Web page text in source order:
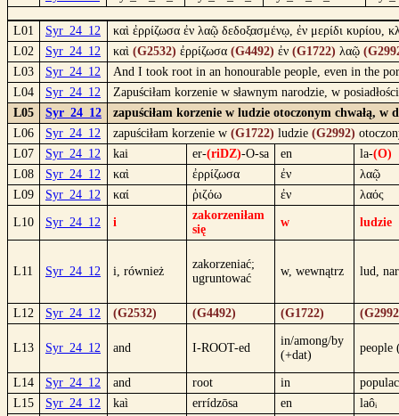
L01 Syr_24_12
καὶ ἐρρίζωσα ἐν λαῷ δεδοξασμένῳ, ἐν μερίδι κυρίου,
L02
Syr_24_12 καὶ (G2532) ἐρρίζωσα (G4492) ἐν (G1722) λαῷ
L03
Syr_24_12
And I took root in an honourable people, even in the
L04
Syr_24_12
Zapuściłam korzenie w sławnym narodzie, w
L05
Syr_24_12
zapuściłam korzenie w ludzie otoczonym chwałą,
L06
Syr_24_12 zapuściłam korzenie w (G1722) ludzie (G2992)
L07
Syr_24_12 kai er-(riDZ)-O-sa en la-(O)
L08
Syr_24_12 καὶ ἐρρίζωσα ἐν
λαῷ
L09
Syr_24_12 καί ῥιζόω ἐν λαός
L10 Syr_24_12 i
zakorzeniłam
się
w ludzie
L11 Syr_24_12 i, również
zakorzeniać;
ugruntować
w, wewnątrz lud,
L12 Syr_24_12 (G2532) (G4492) (G1722)
L13 Syr_24_12 and I-ROOT-ed
in/among/by
(+dat)
people
L14 Syr_24_12 and root in
L15
Syr_24_12 kaì errídzōsa en
laôᵢ